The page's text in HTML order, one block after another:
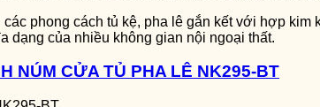
phong cách tủ kệ, pha lê gắn kết với hợp
dạng của nhiều không gian nội ngoại thất.
NÚM CỬA TỦ PHA LÊ NK295-BT